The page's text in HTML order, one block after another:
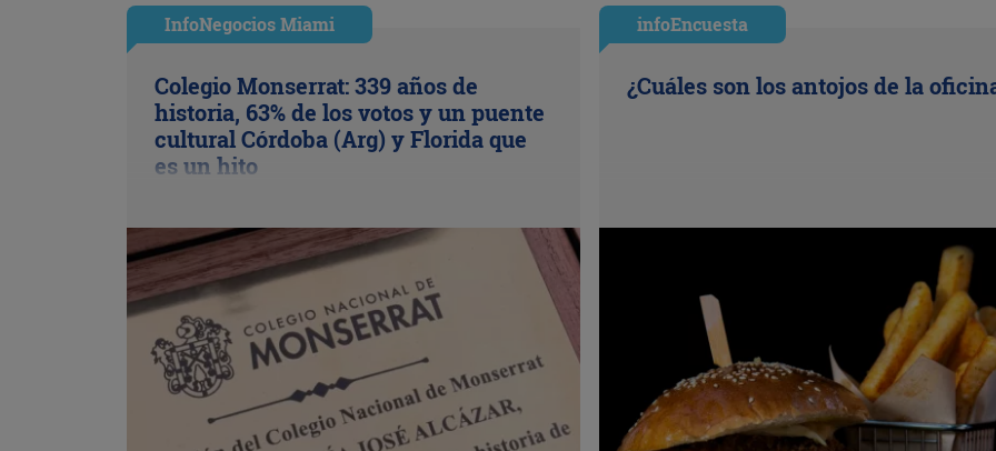
InfoNegocios Miami
Colegio Monserrat: 339 años de
historia, 63% de los votos y un puente
cultural Córdoba (Arg) y Florida que
es un hito
infoEncuesta
¿Cuáles son los antojos de la